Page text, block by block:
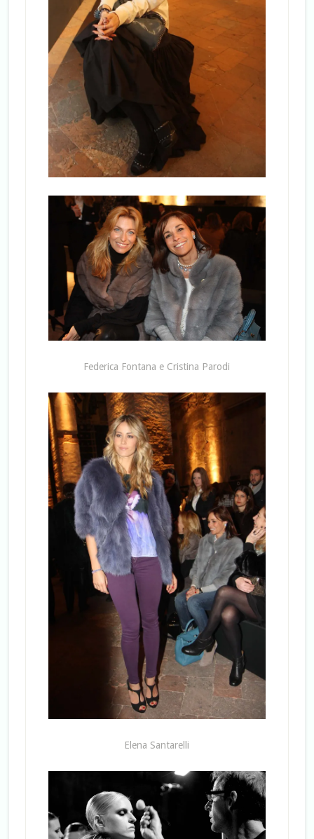
Federica Fontana e Cristina Parodi
Elena Santarelli